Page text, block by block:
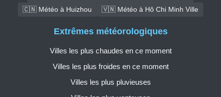
🇨🇳 Météo à Huizhou
🇻🇳 Météo à Hô Chi Minh Ville
Extrêmes météorologiques
Villes les plus chaudes en ce moment
Villes les plus froides en ce moment
Villes les plus pluvieuses